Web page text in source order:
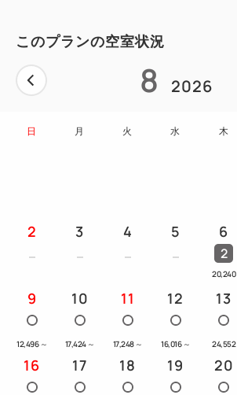
このプランの空室状況
8 2026
日 月 火 水 木
2 3 4 5 6
2
20,240
9
12,496 ～
10
17,424 ～
11
17,248 ～
12
16,016 ～
13
24,552
16 17 18 19 20